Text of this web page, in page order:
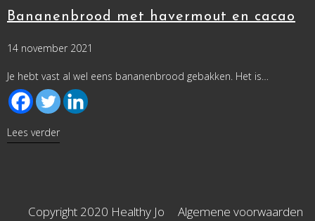
Bananenbrood met havermout en cacao
14 november 2021
Je hebt vast al wel eens bananenbrood gebakken. Het is…
Lees verderabout Bananenbrood met havermout en cacao
Copyright 2020 Healthy Jo Algemene voorwaarden